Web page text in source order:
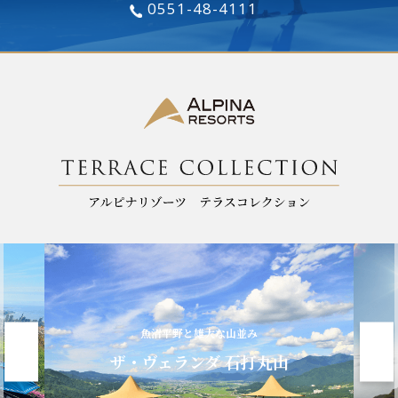
0551-48-4111
魚沼平野と雄大な山並み
ザ・ヴェランダ 石打丸山